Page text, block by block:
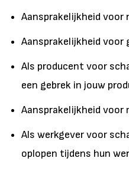
Aansprakelijkheid
Aansprakelijkheid voor
Als producent voor
een gebrek in jouw
Aansprakelijkheid voor
Als werkgever voor
oplopen tijdens hun